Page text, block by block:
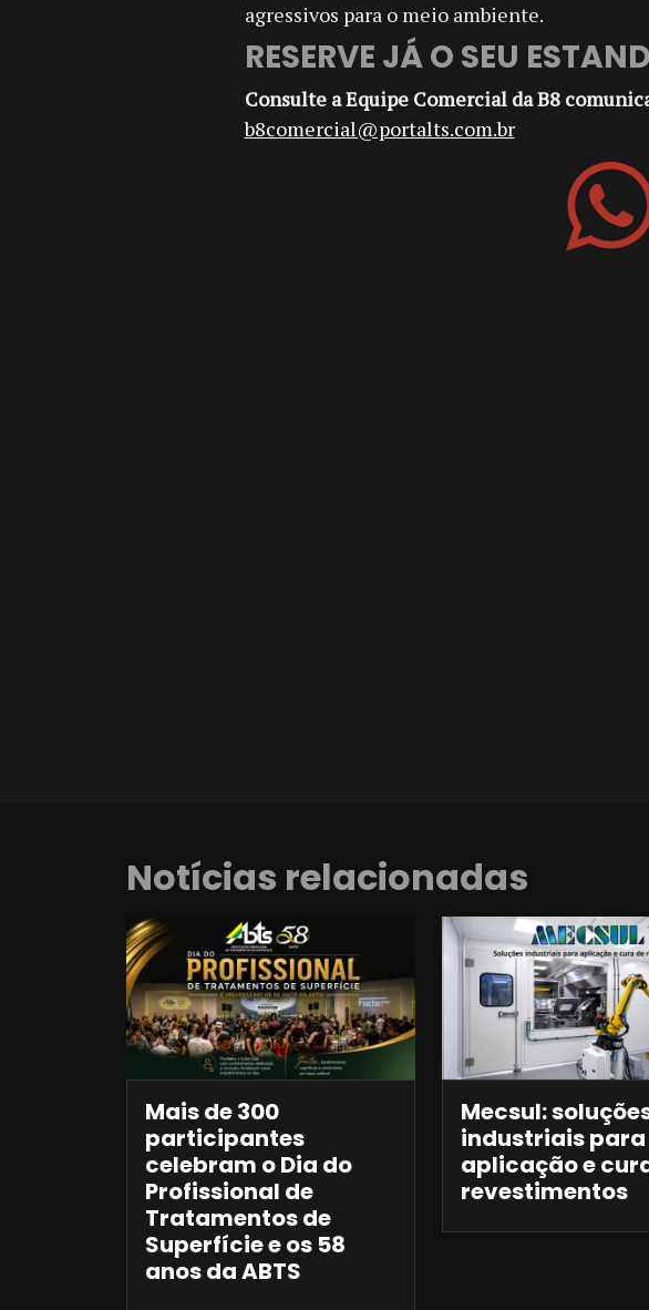
agressivos para o meio ambiente.
RESERVE JÁ O SEU
Consulte a Equipe Comercial da B8
b8comercial@portalts.com.br
Notícias relacionadas
Mais de 300
participantes
celebram o Dia do
Profissional de
Tratamentos de
Superfície e os 58
anos da ABTS
Mecsul:
industriais para
aplicação e
revestimentos